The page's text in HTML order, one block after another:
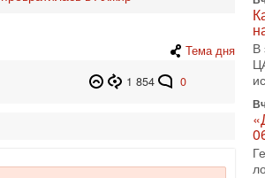
Тема дня
1 854
0
В